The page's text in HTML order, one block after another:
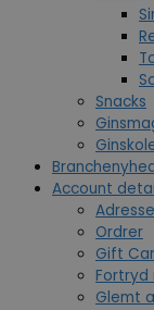
Snacks
Account
Ordrer
Gift
Fortryd
Glemt